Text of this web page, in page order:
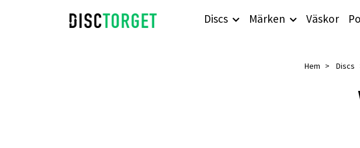
Discs Märken Väskor
Hem Discs